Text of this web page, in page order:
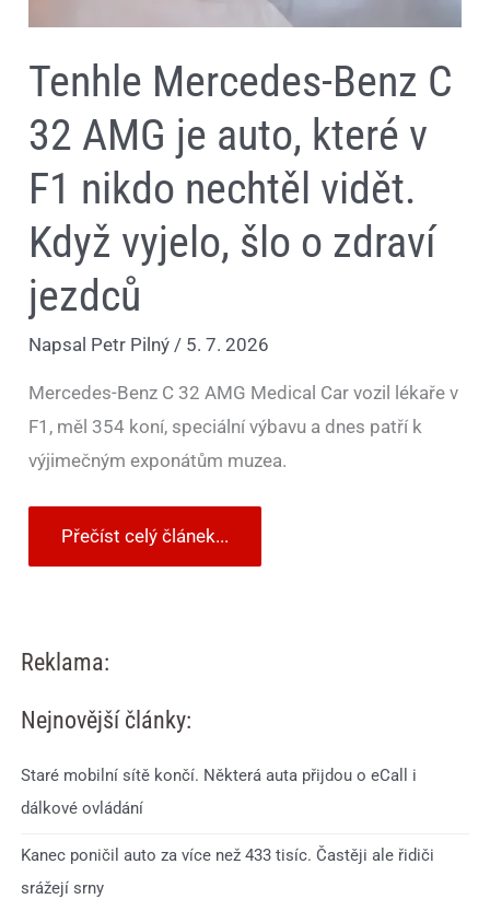
Tenhle Mercedes-Benz C
32 AMG je auto, které v
F1 nikdo nechtěl vidět.
Když vyjelo, šlo o zdraví
jezdců
Napsal Petr Pilný/ 5. 7. 2026
Mercedes-Benz C 32 AMG Medical Car vozil lékaře v
F1, měl 354 koní, speciální výbavu a dnes patří k
výjimečným exponátům muzea.
vyjelo,
zdraví
jezdců
Přečíst celý článek...
Reklama:
Nejnovější články:
Staré mobilní sítě končí. Některá auta přijdou o eCall i
dálkové ovládání
Kanec poničil auto za více než 433 tisíc. Častěji ale řidiči
srážejí srny